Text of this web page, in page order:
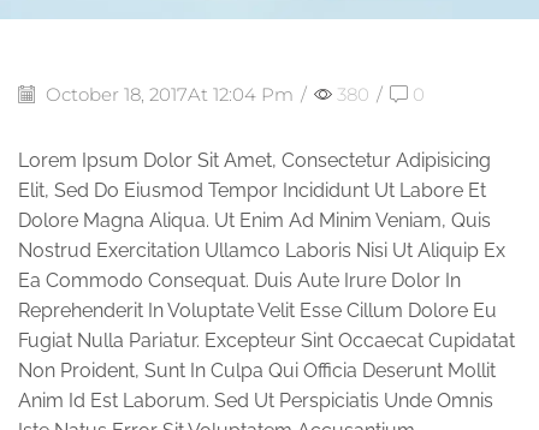
October 18, 2017At 12:04 Pm / 380 / 0
Lorem Ipsum Dolor Sit Amet, Consectetur Adipisicing
Elit, Sed Do Eiusmod Tempor Incididunt Ut Labore Et
Dolore Magna Aliqua. Ut Enim Ad Minim Veniam, Quis
Nostrud Exercitation Ullamco Laboris Nisi Ut Aliquip Ex
Ea Commodo Consequat. Duis Aute Irure Dolor In
Reprehenderit In Voluptate Velit Esse Cillum Dolore Eu
Fugiat Nulla Pariatur. Excepteur Sint Occaecat Cupidatat
Non Proident, Sunt In Culpa Qui Officia Deserunt Mollit
Anim Id Est Laborum. Sed Ut Perspiciatis Unde Omnis